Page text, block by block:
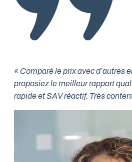
« Comparé le prix avec d’autres
proposiez le meilleur rapport
rapide et SAV réactif. Très